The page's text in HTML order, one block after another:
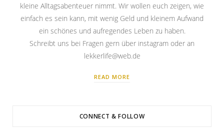
kleine Alltagsabenteuer nimmt. Wir wollen euch zeigen, wie
einfach es sein kann, mit wenig Geld und kleinem Aufwand
ein schönes und aufregendes Leben zu haben.
Schreibt uns bei Fragen gern über instagram oder an
lekkerlife@web.de
READ MORE
CONNECT & FOLLOW